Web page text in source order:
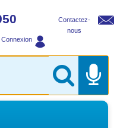
Contactez-
nous
Connexion